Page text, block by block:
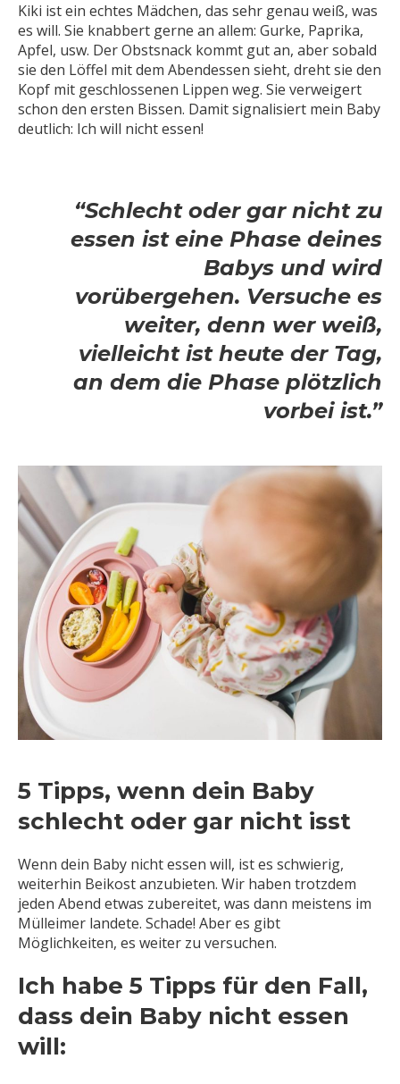
Kiki ist ein echtes Mädchen, das sehr genau weiß, was
es will. Sie knabbert gerne an allem: Gurke, Paprika,
Apfel, usw. Der Obstsnack kommt gut an, aber sobald
sie den Löffel mit dem Abendessen sieht, dreht sie den
Kopf mit geschlossenen Lippen weg. Sie verweigert
schon den ersten Bissen. Damit signalisiert mein Baby
deutlich: Ich will nicht essen!
“Schlecht oder gar nicht zu
essen ist eine Phase deines
Babys und wird
vorübergehen. Versuche es
weiter, denn wer weiß,
vielleicht ist heute der Tag,
an dem die Phase plötzlich
vorbei ist.”
5 Tipps, wenn dein Baby
schlecht oder gar nicht isst
Wenn dein Baby nicht essen will, ist es schwierig,
weiterhin Beikost anzubieten. Wir haben trotzdem
jeden Abend etwas zubereitet, was dann meistens im
Mülleimer landete. Schade! Aber es gibt
Möglichkeiten, es weiter zu versuchen.
Ich habe 5 Tipps für den Fall,
dass dein Baby nicht essen
will: